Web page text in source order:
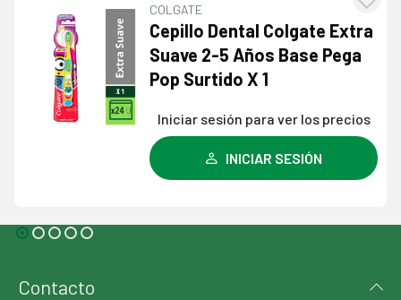
Agregar
a la
COLGATE
Cepillo Dental Colgate Extra
Suave 2-5 Años Base Pega
Pop Surtido X 1
Iniciar sesión para ver los precios
INICIAR SESIÓN
Contacto